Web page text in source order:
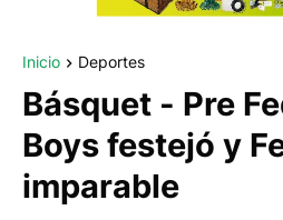
Inicio Deportes
Básquet - Pre
Boys festejó y
imparable